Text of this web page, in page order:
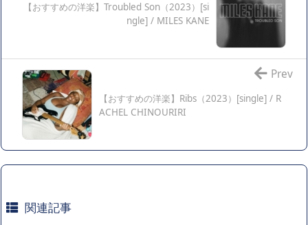
【おすすめの洋楽】Troubled Son（2023）[si
ngle] / MILES KANE
【おすすめの洋楽】Ribs（2023）[single] / R
ACHEL CHINOURIRI
Prev
関連記事